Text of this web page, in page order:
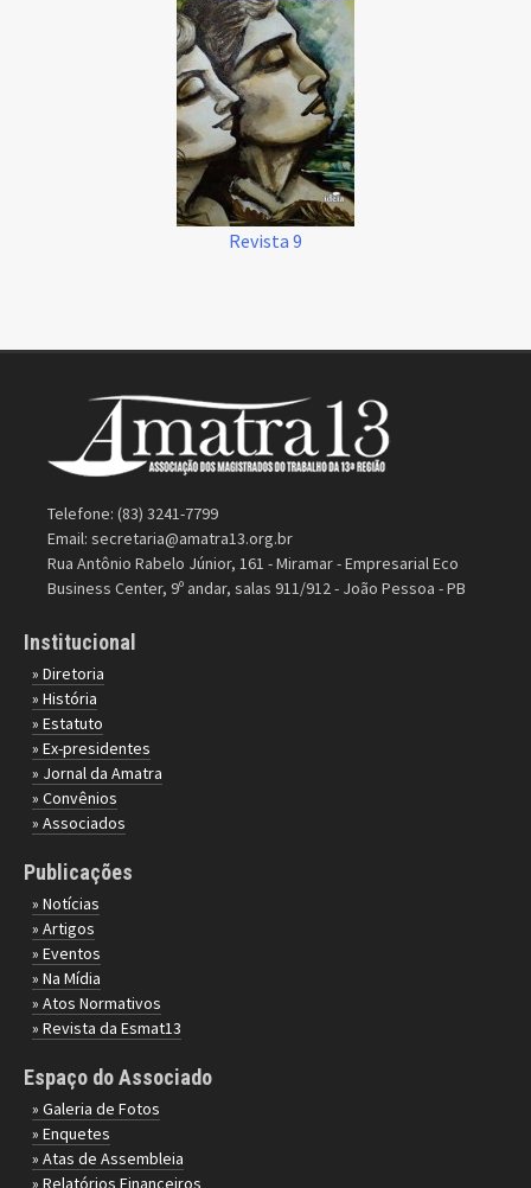
Revista 9
Telefone: (83) 3241-7799
Email: secretaria@amatra13.org.br
Rua Antônio Rabelo Júnior, 161 - Miramar - Empresarial Eco
Business Center, 9º andar, salas 911/912 - João Pessoa - PB
Institucional
» Diretoria
» História
» Estatuto
» Ex-presidentes
» Jornal da Amatra
» Convênios
» Associados
Publicações
» Notícias
» Artigos
» Eventos
» Na Mídia
» Atos Normativos
» Revista da Esmat13
Espaço do Associado
» Galeria de Fotos
» Enquetes
» Atas de Assembleia
» Relatórios Financeiros